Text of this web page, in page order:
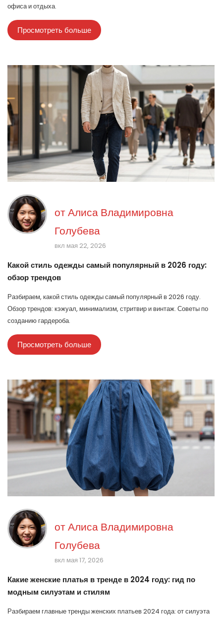
офиса и отдыха.
Просмотреть больше
отАлиса Владимировна
Голубева
вкл мая 22, 2026
Какой стиль одежды самый популярный в 2026 году:
обзор трендов
Разбираем, какой стиль одежды самый популярный в 2026 году.
Обзор трендов: кэжуал, минимализм, стритвир и винтаж. Советы по
созданию гардероба.
Просмотреть больше
отАлиса Владимировна
Голубева
вкл мая 17, 2026
Какие женские платья в тренде в 2024 году: гид по
модным силуэтам и стилям
Разбираем главные тренды женских платьев 2024 года: от силуэта